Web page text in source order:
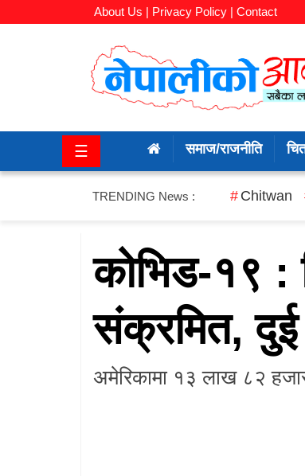
About Us | Privacy Policy | Contact
राजनीति
☰ समाज/राजनीति
TRENDING News : Chitwan
कोभिड-१९ :
संक्रमित,
अमेरिकामा १३ लाख ८२